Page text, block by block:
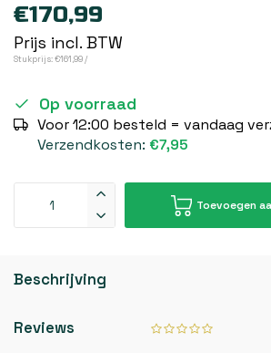
€170,99
Prijs incl. BTW
Stukprijs: €161,99 /
Op voorraad
Voor 12:00 besteld = vandaag
Verzendkosten: €7,95
Toevoegen
Beschrijving
Reviews